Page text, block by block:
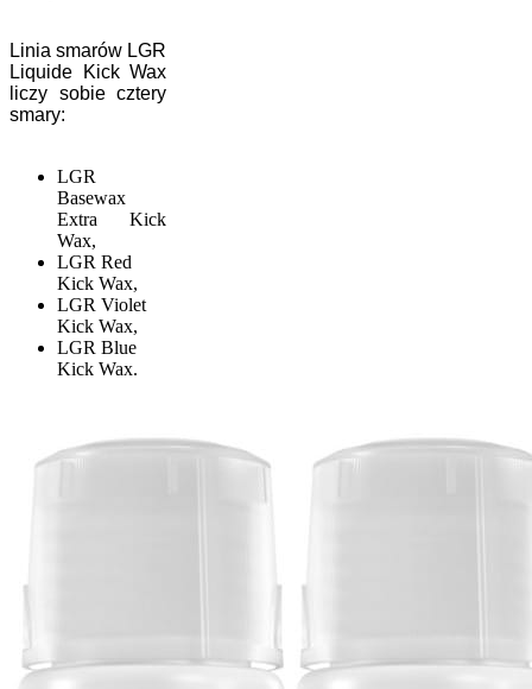
Linia smarów LGR
Liquide Kick Wax
liczy sobie cztery
smary:
LGR
Basewax
Extra Kick
Wax,
LGR Red
Kick Wax,
LGR Violet
Kick Wax,
LGR Blue
Kick Wax.